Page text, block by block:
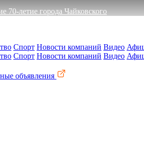
70-летие города Чайковского
Спорт Новости компаний Видео
Спорт Новости компаний Видео
объявления